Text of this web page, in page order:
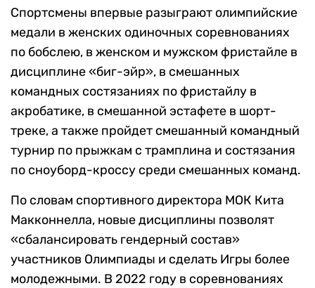
Спортсмены впервые разыграют олимпийские
медали в женских одиночных соревнованиях
по бобслею, в женском и мужском фристайле в
дисциплине «биг-эйр», в смешанных
командных состязаниях по фристайлу в
акробатике, в смешанной эстафете в шорт-
треке, а также пройдет смешанный командный
турнир по прыжкам с трамплина и состязания
по сноуборд-кроссу среди смешанных команд.
По словам спортивного директора МОК Кита
Макконнелла, новые дисциплины позволят
«сбалансировать гендерный состав»
участников Олимпиады и сделать Игры более
молодежными. В 2022 году в соревнованиях